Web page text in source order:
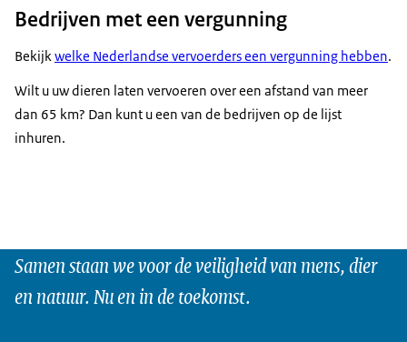
Bedrijven met een vergunning
Bekijkwelke Nederlandse vervoerders een vergunning hebben.
Wilt u uw dieren laten vervoeren over een afstand van meer
dan 65 km? Dan kunt u een van de bedrijven op de lijst
inhuren.
Samen staan we voor de veiligheid van mens, dier
en natuur. Nu en in de toekomst.